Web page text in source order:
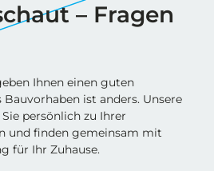
– Fragen
Ihnen einen guten
ist anders. Unsere
persönlich zu Ihrer
und finden gemeinsam mit
für Ihr Zuhause.